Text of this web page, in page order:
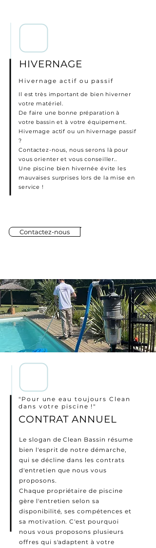
HIVERNAGE
Hivernage actif ou passif
Il est très important de bien hiverner
votre matériel.
De faire une bonne préparation à
votre bassin et à votre équipement.
Hivernage actif ou un hivernage passif
?
Contactez-nous, nous serons là pour
vous orienter et vous conseiller..
Une piscine bien hivernée évite les
mauvaises surprises lors de la mise en
service !
Contactez-nous
CONTRAT ANNUEL
"Pour une eau toujours Clean
dans votre piscine !"
Le slogan de Clean Bassin résume
bien l'esprit de notre démarche,
qui se décline dans les contrats
d'entretien que nous vous
proposons.
Chaque propriétaire de piscine
gère l'entretien selon sa
disponibilité, ses compétences et
sa motivation. C'est pourquoi
nous vous proposons plusieurs
offres qui s'adaptent à votre